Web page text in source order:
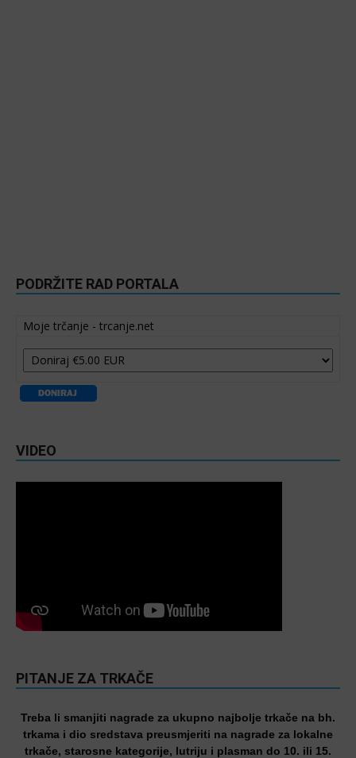
PODRŽITE RAD PORTALA
Moje trčanje - trcanje.net
VIDEO
PITANJE ZA TRKAČE
Treba li smanjiti nagrade za ukupno najbolje trkače na bh.
trkama i dio sredstava preusmjeriti na nagrade za lokalne
trkače, starosne kategorije, lutriju i plasman do 10. ili 15.